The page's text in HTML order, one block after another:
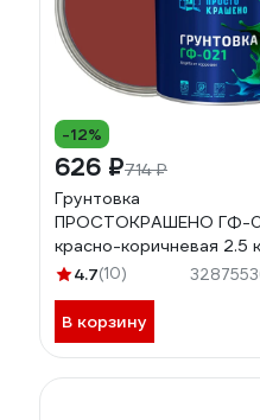
-12%
626 ₽714 ₽
Грунтовка
ПРОСТОКРАШЕНО ГФ-
красно-коричневая 2.5 к
85160
4.7(10)
В корзину